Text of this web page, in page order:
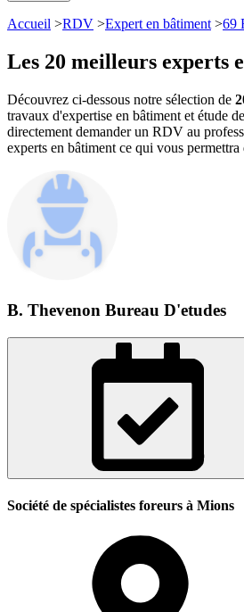
Accueil >RDV >Expert en bâtiment >69
Les 20 meilleurs experts
Découvrez ci-dessous notre sélection de
travaux d'expertise en bâtiment et étude
directement demander un RDV au
experts en bâtiment ce qui vous
B. Thevenon Bureau D'etudes
Société de spécialistes foreurs à Mions